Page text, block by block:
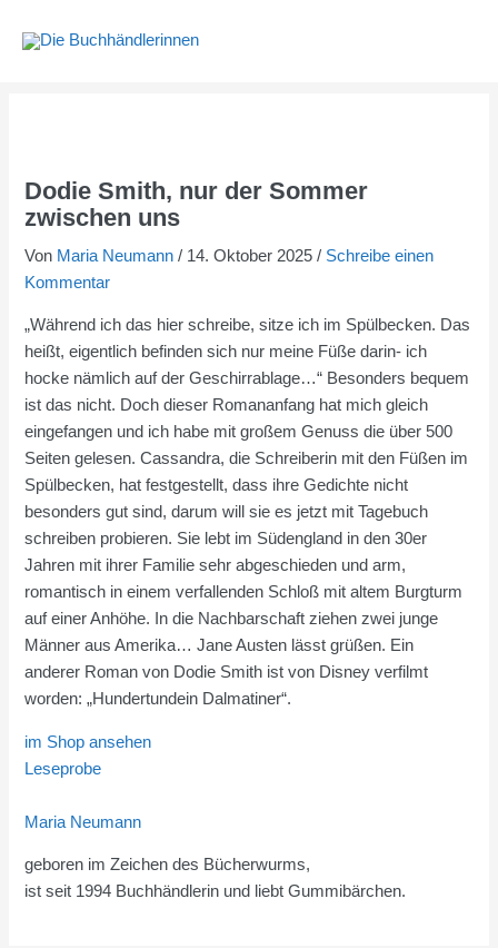
Inhalt
Dodie Smith, nur der Sommer
zwischen uns
Von Maria Neumann/ 14. Oktober 2025/ Schreibe einen
Kommentar
„Während ich das hier schreibe, sitze ich im Spülbecken. Das
heißt, eigentlich befinden sich nur meine Füße darin- ich
hocke nämlich auf der Geschirrablage…“ Besonders bequem
ist das nicht. Doch dieser Romananfang hat mich gleich
eingefangen und ich habe mit großem Genuss die über 500
Seiten gelesen. Cassandra, die Schreiberin mit den Füßen im
Spülbecken, hat festgestellt, dass ihre Gedichte nicht
besonders gut sind, darum will sie es jetzt mit Tagebuch
schreiben probieren. Sie lebt im Südengland in den 30er
Jahren mit ihrer Familie sehr abgeschieden und arm,
romantisch in einem verfallenden Schloß mit altem Burgturm
auf einer Anhöhe. In die Nachbarschaft ziehen zwei junge
Männer aus Amerika… Jane Austen lässt grüßen. Ein
anderer Roman von Dodie Smith ist von Disney verfilmt
worden: „Hundertundein Dalmatiner“.
im Shop ansehen
Leseprobe
Maria Neumann
geboren im Zeichen des Bücherwurms,
ist seit 1994 Buchhändlerin und liebt Gummibärchen.